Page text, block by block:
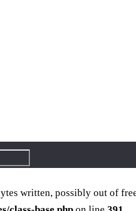
written, possibly out of